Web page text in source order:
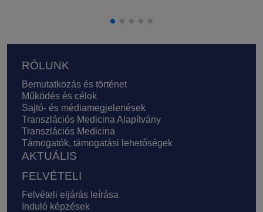
Lábléc
RÓLUNK
Bemutatkozás és történet
Működés és célok
Sajtó- és médiamegjelenések
Transzlációs Medicina Alapítvány
Transzlációs Medicina
Támogatók, támogatási lehetőségek
AKTUÁLIS
FELVÉTELI
Felvételi eljárás leírása
Induló képzések